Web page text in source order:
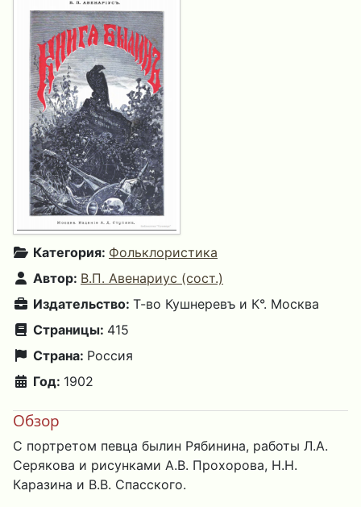
Категория: Фольклористика
Автор: В.П. Авенариус (сост.)
Издательство: Т-во Кушнеревъ и К°. Москва
Страницы: 415
Страна: Россия
Год: 1902
Обзор
С портретом певца былин Рябинина, работы Л.А.
Серякова и рисунками А.В. Прохорова, Н.Н.
Каразина и В.В. Спасского.